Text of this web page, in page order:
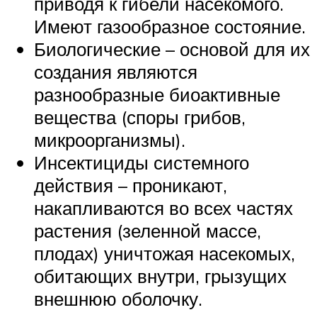
Имеют газообразное состояние.
Биологические – основой для их
создания являются
разнообразные биоактивные
вещества (споры грибов,
микроорганизмы).
Инсектициды системного
действия – проникают,
накапливаются во всех частях
растения (зеленной массе,
плодах) уничтожая насекомых,
обитающих внутри, грызущих
внешнюю оболочку.